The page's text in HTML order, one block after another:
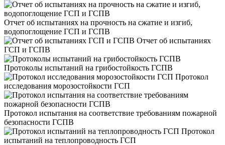
Отчет об испытаниях на прочность на сжатие и изгиб,
водопоглощение ГСП и ГСПВ
Отчет об испытаниях
ГСП и ГСПВ
Протоколы испытаний на грибостойкость ГСПВ
Протокол
исследования морозостойкости ГСП
Протокол испытания на соответствие требованиям пожарной
безопасности ГСПВ
Протокол
испытаний на теплопроводность ГСП